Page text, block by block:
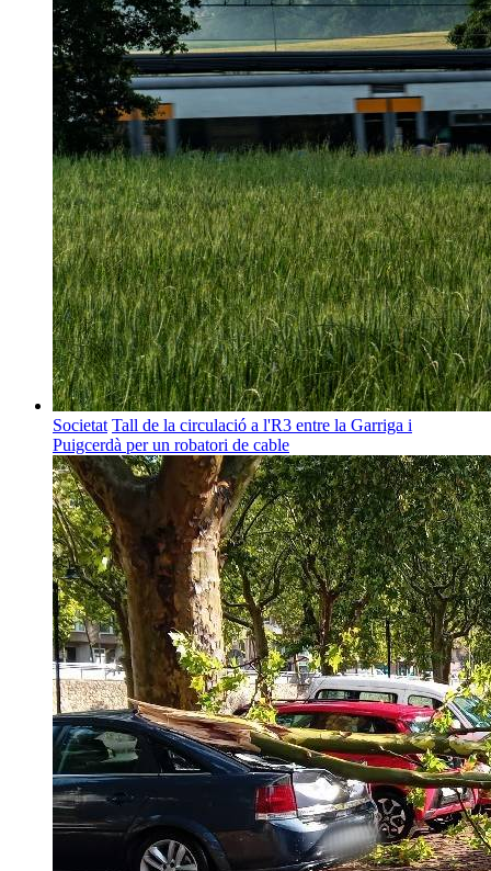
Societat Tall de la circulació a l'R3 entre la Garriga i
Puigcerdà per un robatori de cable